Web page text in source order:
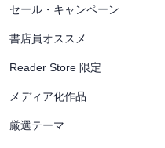
セール・キャンペーン
書店員オススメ
Reader Store 限定
メディア化作品
厳選テーマ